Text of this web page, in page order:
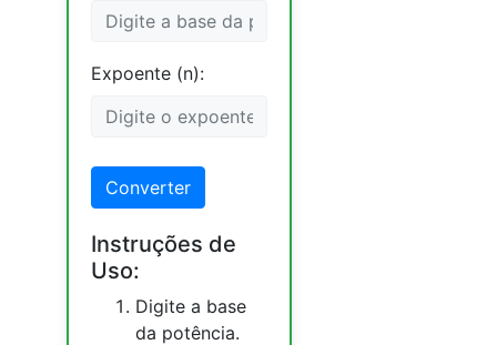
Expoente (n):
Converter
Instruções de
Uso:
Digite a base
da potência.